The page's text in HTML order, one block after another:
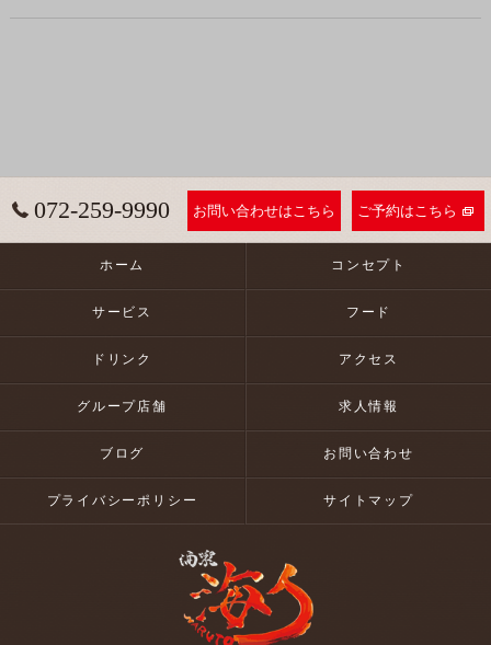
072-259-9990 お問い合わせはこちら ご予約はこちら
ホーム コンセプト
サービス フード
ドリンク アクセス
グループ店舗 求人情報
ブログ お問い合わせ
プライバシーポリシー サイトマップ